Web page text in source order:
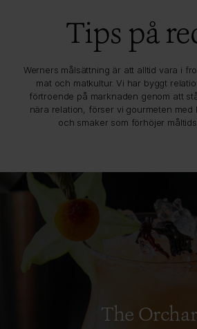
Tips på
Werners målsättning är att alltid vara i
mat och matkultur. Vi har byggt
förtroende på marknaden genom att
nära relation, förser vi gourmeten med
och smaker som förhöjer
The